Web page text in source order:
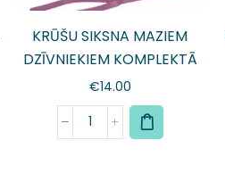
KRŪŠU SIKSNA MAZIEM
DZĪVNIEKIEM KOMPLEKTĀ
AR PAVADIŅU
€14.00